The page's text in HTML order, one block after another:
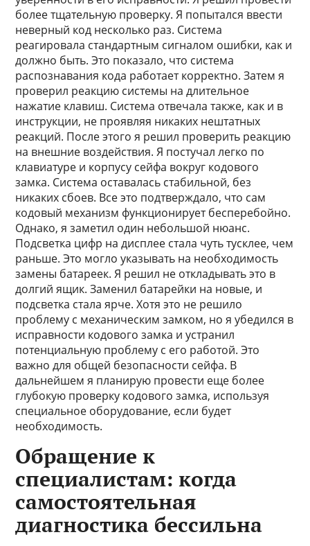
более тщательную проверку. Я попытался ввести
неверный код несколько раз. Система
реагировала стандартным сигналом ошибки, как и
должно быть. Это показало, что система
распознавания кода работает корректно. Затем я
проверил реакцию системы на длительное
нажатие клавиш. Система отвечала также, как и в
инструкции, не проявляя никаких нештатных
реакций. После этого я решил проверить реакцию
на внешние воздействия. Я постучал легко по
клавиатуре и корпусу сейфа вокруг кодового
замка. Система оставалась стабильной, без
никаких сбоев. Все это подтверждало, что сам
кодовый механизм функционирует бесперебойно.
Однако, я заметил один небольшой нюанс.
Подсветка цифр на дисплее стала чуть тусклее, чем
раньше. Это могло указывать на необходимость
замены батареек. Я решил не откладывать это в
долгий ящик. Заменил батарейки на новые, и
подсветка стала ярче. Хотя это не решило
проблему с механическим замком, но я убедился в
исправности кодового замка и устранил
потенциальную проблему с его работой. Это
важно для общей безопасности сейфа. В
дальнейшем я планирую провести еще более
глубокую проверку кодового замка, используя
специальное оборудование, если будет
необходимость.
Обращение к
специалистам: когда
самостоятельная
диагностика бессильна